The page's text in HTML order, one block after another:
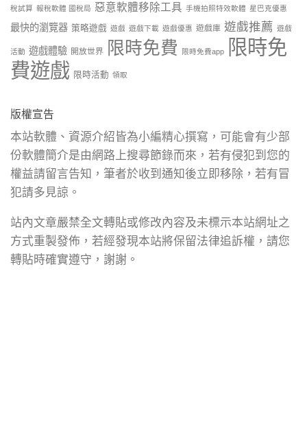
稅試算 報稅軟體 國稅局 惡意軟體移除工具 手機拍照特效軟體 星巴克優惠
最快的瀏覽器 策略遊戲 遊戲 遊戲下載 遊戲優惠 遊戲庫 遊戲推薦 遊戲
活動 遊戲體驗 開放世界 限時免費 限時免費app
限時免
費遊戲 限時活動 領取
版權宣告
本站軟體、資源介紹皆為小編精心撰寫，可能會有少部
份軟體簡介是由網路上搜尋節錄而來，若有侵犯到您的
權益請留言告知，筆者於收到通知後立即移除，若有冒
犯請多見諒。
站內文章嚴禁全文轉貼或修改內容及未標示本站網址之
方式重製發佈，若經發現本站將保留法律追訴權，請您
轉貼時確實遵守，謝謝。